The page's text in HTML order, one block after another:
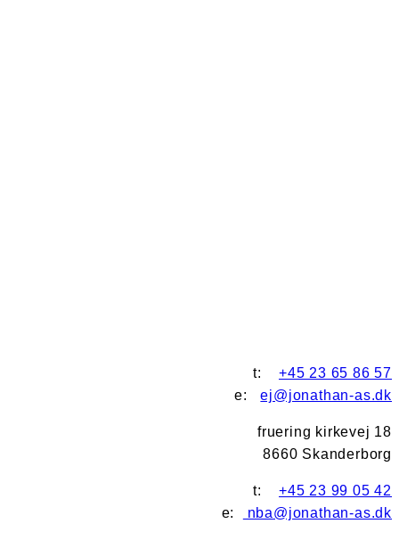
t: +45 23 65 86 57
e:ej@jonathan-as.dk
fruering kirkevej 18
8660 Skanderborg
t: +45 23 99 05 42
e:
nba@jonathan-as.dk